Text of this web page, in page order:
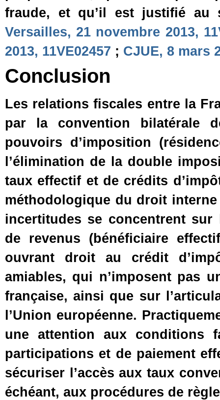
fraude, et qu’il est justifié au
Versailles, 21 novembre 2013,
2013, 11VE02457 ; CJUE, 8 mars
Conclusion
Les relations fiscales entre la
par la convention bilatérale
pouvoirs d’imposition
l’élimination de la double
taux effectif et de crédits
méthodologique du droit
incertitudes se concentrent
de revenus (bénéficiaire
ouvrant droit au crédit
amiables, qui n’imposent pas
française, ainsi que sur
l’Union européenne.
une attention aux conditions
participations et de paiement
sécuriser l’accès aux taux
échéant, aux procédures de